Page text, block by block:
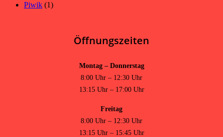
Piwik (1)
Öffnungszeiten
Montag – Donnerstag
8:00 Uhr – 12:30 Uhr
13:15 Uhr – 17:00 Uhr
Freitag
8:00 Uhr – 12:30 Uhr
13:15 Uhr – 15:45 Uhr